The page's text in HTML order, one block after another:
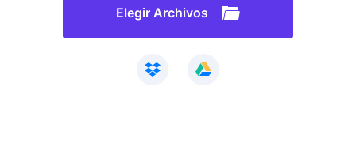
Formatos de ConversiónElegir Archivos